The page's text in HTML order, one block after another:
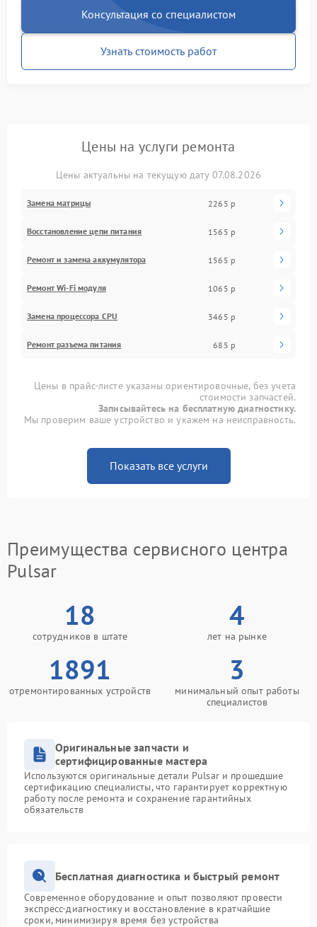
Консультация со специалистом
Узнать стоимость работ
Цены на услуги ремонта
Цены актуальны на текущую дату 07.08.2026
Замена матрицы 2265 р
Восстановление цепи питания 1565 р
Ремонт и замена аккумулятора 1565 р
Ремонт Wi-Fi модуля 1065 р
Замена процессора CPU 3465 р
Ремонт разъема питания 685 р
Цены в прайс-листе указаны ориентировочные, без учета
стоимости запчастей.
Записывайтесь на бесплатную диагностику.
Мы проверим ваше устройство и укажем на неисправность.
Показать все услуги
Преимущества сервисного центра
Pulsar
18
сотрудников в штате
4
лет на рынке
1891
отремонтированных устройств
3
минимальный опыт работы
специалистов
Оригинальные запчасти и
сертифицированные мастера
Используются оригинальные детали Pulsar и прошедшие
сертификацию специалисты, что гарантирует корректную
работу после ремонта и сохранение гарантийных
обязательств
Бесплатная диагностика и быстрый ремонт
Современное оборудование и опыт позволяют провести
экспресс-диагностику и восстановление в кратчайшие
сроки, минимизируя время без устройства